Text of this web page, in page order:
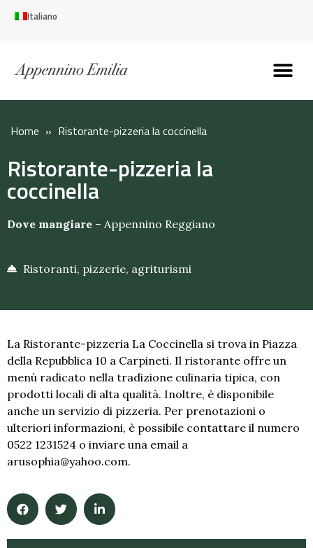
Italiano
Home » Ristorante-pizzeria la coccinella
Ristorante-pizzeria la
coccinella
Dove mangiare – Appennino Reggiano
Ristoranti, pizzerie, agriturismi
La Ristorante-pizzeria La Coccinella si trova in Piazza
della Repubblica 10 a Carpineti. Il ristorante offre un
menù radicato nella tradizione culinaria tipica, con
prodotti locali di alta qualità. Inoltre, è disponibile
anche un servizio di pizzeria. Per prenotazioni o
ulteriori informazioni, è possibile contattare il numero
0522 1231524 o inviare una email a
arusophia@yahoo.com.